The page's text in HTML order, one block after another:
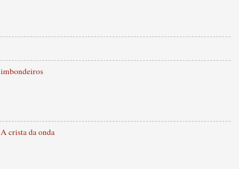
imbondeiros
A crista da onda